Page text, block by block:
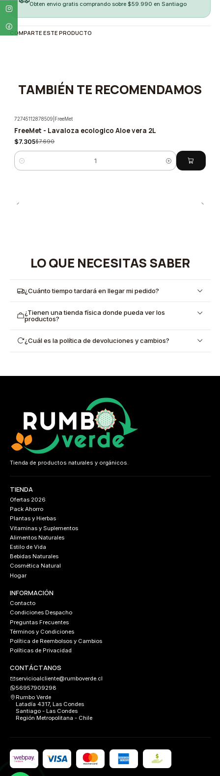
Obten envio gratis comprando sobre $59.990 en Santiago
COMPARTE ESTE PRODUCTO
TAMBIÉN TE RECOMENDAMOS
-5%
72745112878509 FreeMet
FreeMet - Lavaloza ecologico Aloe vera 2L
$7.305$7.690
Cantidad
LO QUE NECESITAS SABER
¿Cuánto tiempo tardará en llegar mi pedido?
¿Tienen una tienda física donde pueda ver los
productos?
¿Cuál es la política de devoluciones y cambios?
Tienda de productos naturales y orgánicos.
TIENDA
Ofertas 2026
Pack Ahorro
Plantas y Hierbas
Vitaminas y Suplementos
Alimentos Naturales
Estilo de Vida
Bebidas Naturales
Cosmética Natural
Hogar
INFORMACIÓN
Contacto
Condiciones Despacho
Preguntas Frecuentes
Términos y Condiciones
Política de Reembolsos y Cambios
Políticas de Privacidad
CONTÁCTANOS
servicioalcliente@rumboverde.cl
56957909298
Rumbo Verde
Latadía 4317, Las Condes
Santiago - Las Condes
Región Metropolitana - Chile